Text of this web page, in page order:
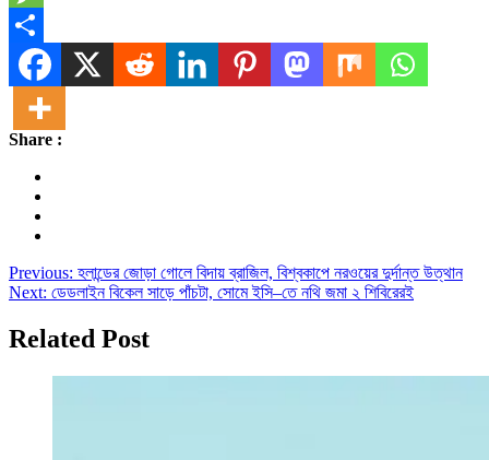
Message
Share
Share :
Post
navigation
Previous: হলান্ডের জোড়া গোলে বিদায় ব্রাজিল, বিশ্বকাপে নরওয়ের দুর্দান্ত উত্থান
Next: ডেডলাইন বিকেল সাড়ে পাঁচটা, সোমে ইসি–তে নথি জমা ২ শিবিরেরই
Related Post